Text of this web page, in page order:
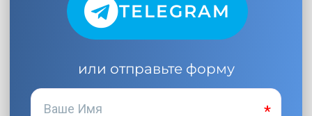
TELEGRAM
или отправьте форму